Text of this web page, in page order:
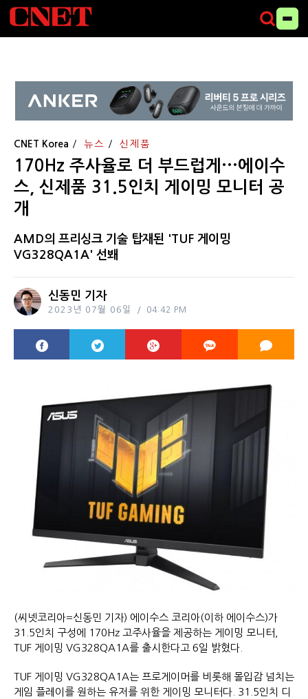
CNET Korea 뉴스 신제품
170Hz 주사율로 더 부드럽게···에이수
스, 신제품 31.5인치 게이밍 모니터 공
개
AMD의 프리싱크 기술 탑재된 'TUF 게이밍
VG328QA1A' 선봬
신동민 기자
2023년 07월 06일 04:42 PM
(씨넷코리아=신동민 기자) 에이수스 코리아(이하 에이수스)가
31.5인치 구성에 170Hz 고주사율을 제공하는 게이밍 모니터,
TUF 게이밍 VG328QA1A를 출시한다고 6일 밝혔다.
TUF 게이밍 VG328QA1A는 프로게이머를 비롯해 몰입감 넘치는
게임 플레이를 원하는 유저를 위한 게이밍 모니터다. 31.5인치 디